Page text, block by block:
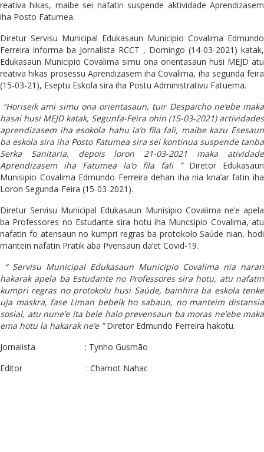
reativa hikas, maibe sei nafatin suspende aktividade Aprendizasem
iha Posto Fatumea.
Diretur Servisu Municipal Edukasaun Municipio Covalima Edmundo
Ferreira informa ba Jornalista RCCT , Domingo (14-03-2021) katak,
Edukasaun Municipio Covalima simu ona orientasaun husi MEJD atu
reativa hikas prosessu Aprendizasem iha Covalima, iha segunda feira
(15-03-21), Eseptu Eskola sira iha Postu Administrativu Fatuema.
“Horiseik ami simu ona orientasaun, tuir Despaicho ne’ebe maka
hasai husi MEJD katak, Segunfa-Feira ohin (15-03-2021) actividades
aprendizasem iha esokola hahu la’o fila fali, maibe kazu Esesaun
ba eskola sira iha Posto Fatumea sira sei kontinua suspende tanba
Serka Sanitaria, depois loron 21-03-2021 maka atividade
Aprendizasem iha Fatumea la’o fila fali ”Diretor Edukasaun
Munisipio Covalima Edmundo Ferreira dehan iha nia kna’ar fatin iha
Loron Segunda-Feira (15-03-2021).
Diretur Servisu Municipal Edukasaun Munisipio Covalima ne’e apela
ba Professores no Estudante sira hotu iha Muncsipio Covalima, atu
nafatin fo atensaun no kumpri regras ba protokolo Saúde nian, hodi
mantein nafatin Pratik aba Pvensaun da’et Covid-19.
“ Servisu Municipal Edukasaun Municipio Covalima nia naran
hakarak apela ba Estudante no Professores sira hotu, atu nafatin
kumpri regras no protokolu husi Saúde, bainhira ba eskola tenke
uja maskra, fase Liman bebeik ho sabaun, no manteim distansia
sosial, atu nune’e ita bele halo prevensaun ba moras ne’ebe maka
ema hotu la hakarak ne’e ”Diretor Edmundo Ferreira hakotu.
Jornalista : Tynho Gusmão
Editor : Chamot Nahac